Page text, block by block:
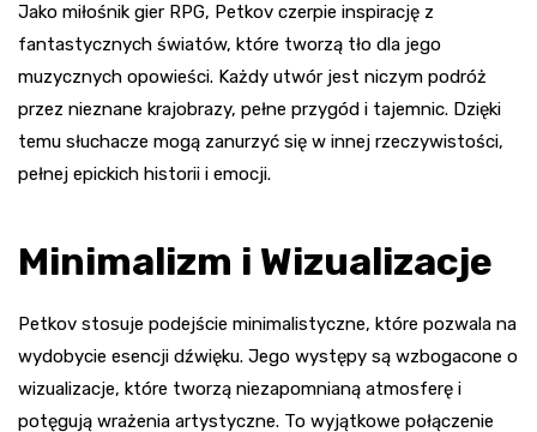
Jako miłośnik gier RPG, Petkov czerpie inspirację z
fantastycznych światów, które tworzą tło dla jego
muzycznych opowieści. Każdy utwór jest niczym podróż
przez nieznane krajobrazy, pełne przygód i tajemnic. Dzięki
temu słuchacze mogą zanurzyć się w innej rzeczywistości,
pełnej epickich historii i emocji.
Minimalizm i Wizualizacje
Petkov stosuje podejście minimalistyczne, które pozwala na
wydobycie esencji dźwięku. Jego występy są wzbogacone o
wizualizacje, które tworzą niezapomnianą atmosferę i
potęgują wrażenia artystyczne. To wyjątkowe połączenie